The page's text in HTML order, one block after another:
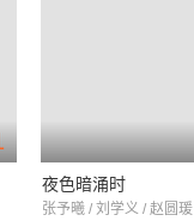
夜色暗涌时
张予曦 / 刘学义 / 赵圆瑗